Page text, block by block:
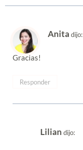
Anita dijo:
Gracias!
Responder
Lilian dijo: